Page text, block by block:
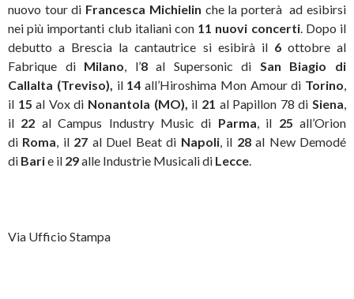
nuovo tour di Francesca Michielin che la porterà ad esibirsi
nei più importanti club italiani con 11 nuovi concerti. Dopo il
debutto a Brescia la cantautrice si esibirà il 6ottobre al
Fabrique di Milano , l’8al Supersonic di San Biagio di
Callalta (Treviso), il 14 all’Hiroshima Mon Amour di Torino
il 15 al Vox di Nonantola (MO), il 21 al Papillon 78 di Siena
il 22 al Campus Industry Music di Parma , il 25 all’Orion
di Roma , il 27 al Duel Beat di Napoli, il 28al New Demodé
di Barie il 29alle Industrie Musicali di Lecce
Via Ufficio Stampa